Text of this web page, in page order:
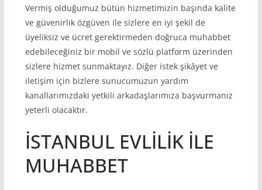
Vermiş olduğumuz bütün hizmetimizin başında kalite
ve güvenirlik özgüven ile sizlere en iyi şekil de
üyeliksiz ve ücret gerektirmeden doğruca muhabbet
edebileceğiniz bir mobil ve sözlü platform üzerinden
sizlere hizmet sunmaktayız. Diğer istek şikâyet ve
iletişim için bizlere sunucumuzun yardım
kanallarımızdaki yetkili arkadaşlarımıza başvurmanız
yeterli olacaktır.
İSTANBUL EVLİLİK İLE
MUHABBET